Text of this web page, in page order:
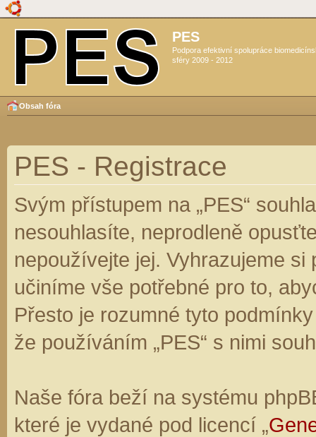
PES
Podpora efektivní spolupráce
sféry 2009 - 2012
Obsah fóra
PES - Registrace
Svým přístupem na „PES“
nesouhlasíte, neprodleně
nepoužívejte jej. Vyhrazujeme
učiníme vše potřebné pro to,
Přesto je rozumné tyto
že používáním „PES“ s nimi
Naše fóra beží na systému
které je vydané pod licencí „